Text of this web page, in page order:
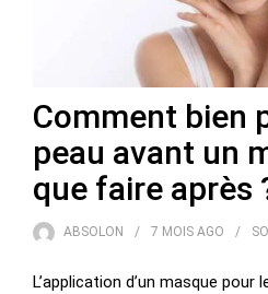
Comment bien
peau avant un
que faire après
ABSOLON 7 MOIS AGO
L’application d’un masque pour